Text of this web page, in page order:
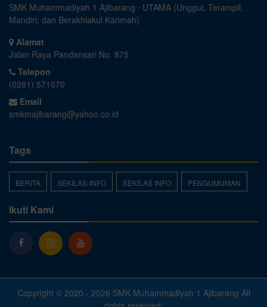
SMK Muhammadiyah 1 Ajibarang ⋅ UTAMA (Unggul, Terampil,
Mandiri, dan Berakhlakul Karimah)
Alamat
Jalan Raya Pandansari No. 875
Telepon
(0281) 571670
Email
smkmajibarang@yahoo.co.id
Tags
BERITA SEKILAS-INFO SEKILAS INFO PENGUMUMAN
Ikuti Kami
Copyright © 2020 - 2026 SMK Muhammadiyah 1 Ajibarang All